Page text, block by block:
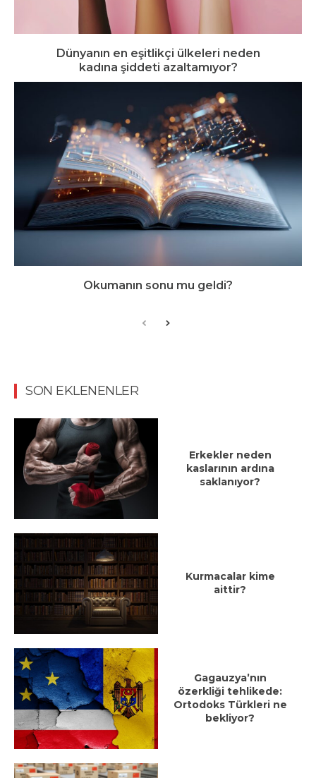
Dünyanın en eşitlikçi ülkeleri neden
kadına şiddeti azaltamıyor?
Okumanın sonu mu geldi?
SON EKLENENLER
Erkekler neden
kaslarının ardına
saklanıyor?
Kurmacalar kime
aittir?
Gagauzya’nın
özerkliği tehlikede:
Ortodoks Türkleri ne
bekliyor?